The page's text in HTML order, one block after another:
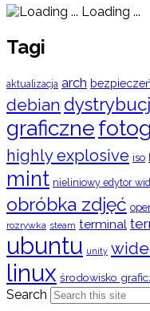
Loading ...
Tagi
aktualizacja arch
debian
graficzne
highly explosive iso
mint nieliniowy edytor
obróbka zdjęć
rozrywka steam terminal
ubuntu unity
linux środowisko
Search